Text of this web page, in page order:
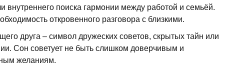
внутреннего поиска гармонии между работой и семьёй.
откровенного разговора с близкими.
друга – символ дружеских советов, скрытых тайн или
Сон советует не быть слишком доверчивым и
желаниям.